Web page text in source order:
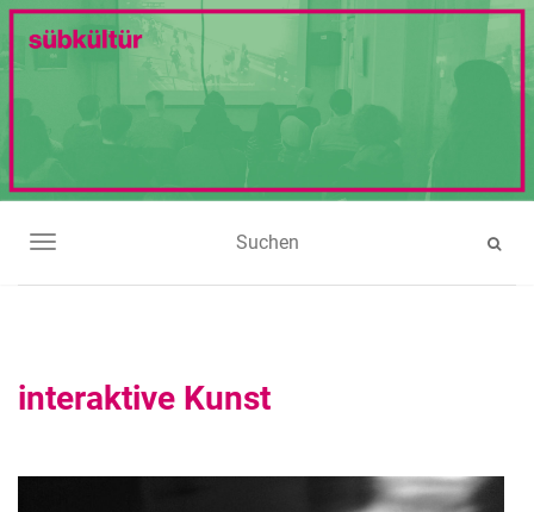
NAVIGATION UMSCHALTEN
interaktive Kunst